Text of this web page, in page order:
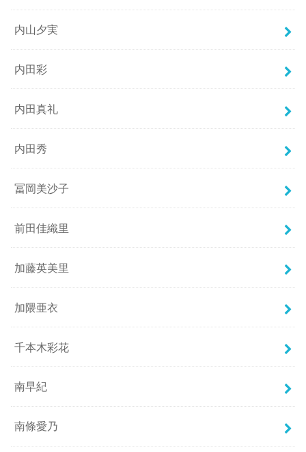
内山夕実
内田彩
内田真礼
内田秀
冨岡美沙子
前田佳織里
加藤英美里
加隈亜衣
千本木彩花
南早紀
南條愛乃